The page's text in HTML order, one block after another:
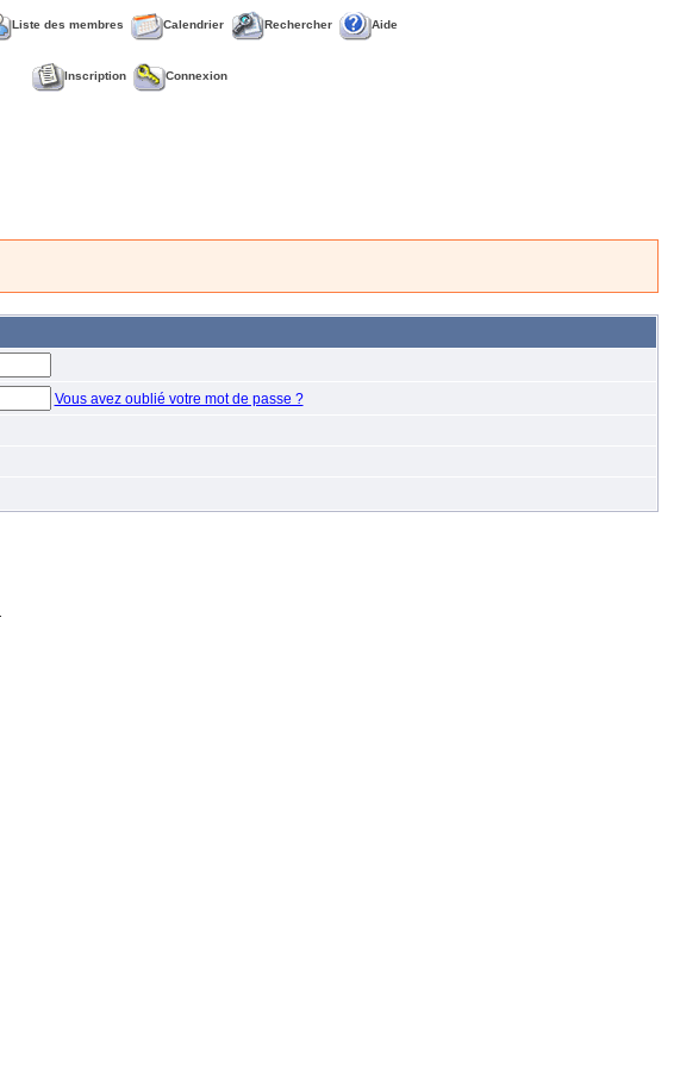
Liste des membres Calendrier Rechercher Aide
Inscription Connexion
Vous avez oublié votre mot de passe ?